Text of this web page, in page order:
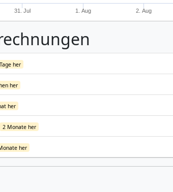
31. Jul 1. Aug 2. Aug
her
her
her
2 Monate her
her